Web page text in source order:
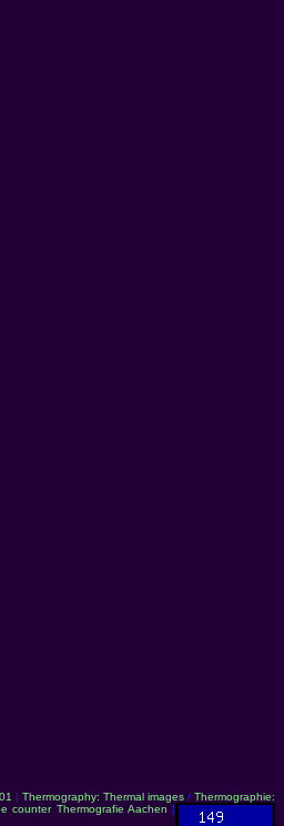
| Thermography: Thermal images/Thermographie:
counter Thermografie Aachen |